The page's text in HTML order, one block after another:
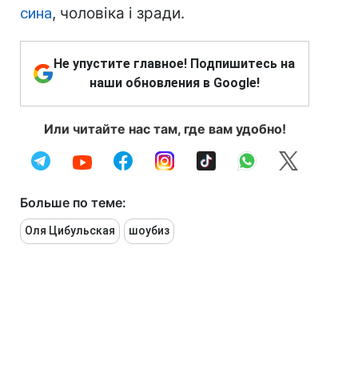
сина, чоловіка і зради.
Не упустите главное! Подпишитесь на
наши обновления в Google!
Или читайте нас там, где вам удобно!
Больше по теме:
Оля Цибульская шоубиз